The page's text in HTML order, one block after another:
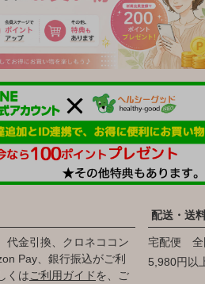
代金引換、クロネココン
Pay、銀行振込がご利
くはご利用ガイドを、ご
配送・送
宅配便 全
5,980円以